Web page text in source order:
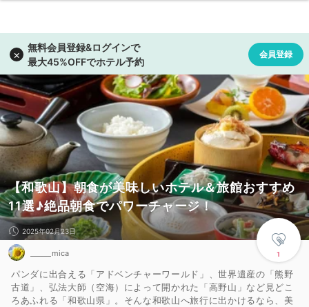
【和歌山】朝食が美味しいホテル＆旅館おすすめ
11選♪絶品朝食でパワーチャージ！
1
2025年02月23日
______mica
パンダに出合える「アドベンチャーワールド」、世界遺産の「熊野
古道」、弘法大師（空海）によって開かれた「高野山」など見どこ
ろあふれる「和歌山県」。そんな和歌山へ旅行に出かけるなら、美